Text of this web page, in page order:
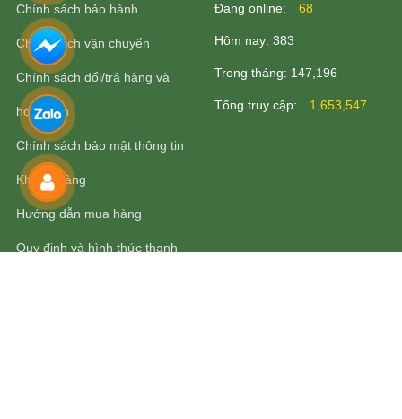
Chính sách bảo hành
Chính sách vận chuyển
Chính sách đổi/trả hàng và
hoàn tiền
Chính sách bảo mật thông tin
Khách Hàng
Hướng dẫn mua hàng
Quy định và hình thức thanh
Ðang online: 68
Hôm nay: 383
Trong tháng: 147,196
Tổng truy cập: 1,653,547